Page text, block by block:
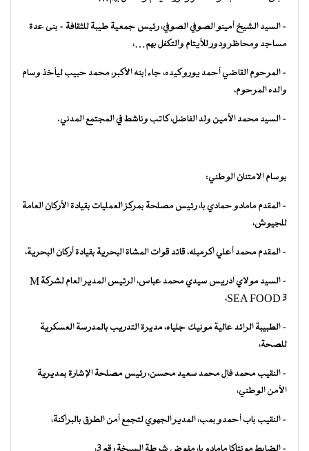
– السيد الشيخ أمينو الصوفي الصوفي، رئيس جمعية طيبة للثقافة – بنى عدة
مساجد ومحاظر ودور للأيتام والتكفل بهم…،
– المرحوم القاضي أحمد يورو كيده، جاء إبنه الأكبر، محمد حبيب ليأخذ وسام
والده المرحوم،
– السيد محمد الأمين ولد الفاضل، كاتب وناشط في المجتمع المدني.
بوسام الامتنان الوطني:
– المقدم مامادو حمادي با، رئيس مصلحة بمركز العمليات بقيادة الأركان العامة
للجيوش،
– المقدم محمد أعلي اكرمبله، قائد قوات المشاة البحرية بقيادة أركان البحرية،
– السيد مولاي ادريس سيدي محمد عباس، الرئيس المدير العام لشركة M
SEA FOOD 3،
– الطبيبة الرائد عالية مونيك جلياه، مديرة التدريب بالمدرسة العسكرية
للصحة،
– النقيب محمد فال محمد سعيد محسن، رئيس مصلحة الإشارة بمديرية
الأمن الوطني،
– النقيب باب أحمدو بمب، المدير الجهوي لتجمع أمن الطرق بالبراكنة،